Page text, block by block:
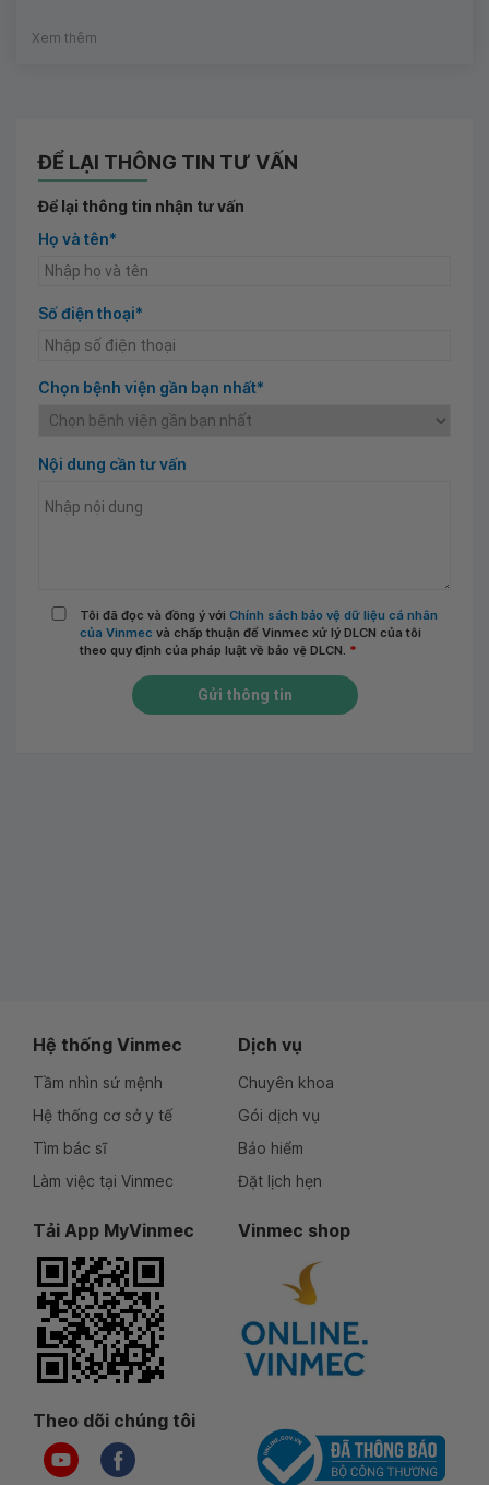
Xem thêm
ĐỂ LẠI THÔNG TIN TƯ VẤN
Để lại thông tin nhận tư vấn
Họ và tên*
Số điện thoại*
Chọn bệnh viện gần bạn nhất*
Nội dung cần tư vấn
Tôi đã đọc và đồng ý với Chính sách bảo vệ dữ liệu cá nhân
của Vinmec và chấp thuận để Vinmec xử lý DLCN của tôi
theo quy định của pháp luật về bảo vệ DLCN. *
Gửi thông tin
Hệ thống Vinmec
Tầm nhìn sứ mệnh
Hệ thống cơ sở y tế
Tìm bác sĩ
Làm việc tại Vinmec
Dịch vụ
Chuyên khoa
Gói dịch vụ
Bảo hiểm
Đặt lịch hẹn
Tải App MyVinmec Vinmec shop
Theo dõi chúng tôi